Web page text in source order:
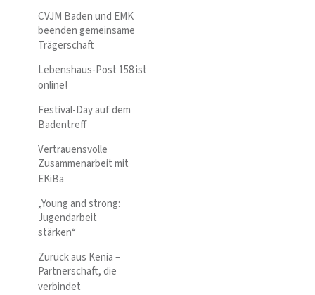
CVJM Baden und EMK
beenden gemeinsame
Trägerschaft
Lebenshaus-Post 158 ist
online!
Festival-Day auf dem
Badentreff
Vertrauensvolle
Zusammenarbeit mit
EKiBa
„Young and strong:
Jugendarbeit
stärken“
Zurück aus Kenia –
Partnerschaft, die
verbindet